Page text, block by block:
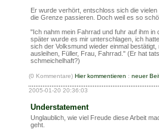
Er wurde verhört, entschloss sich die
die Grenze passieren. Doch weil es so
"Ich nahm mein Fahrrad und fuhr auf ihm
später wurde es mir unterschlagen, ich
sich der Volksmund wieder einmal
ausleihen, Füller, Frau, Fahrrad." (Er hat
schmeichelhaft?)
(0 Kommentare) Hier kommentieren : neuer
2005-01-20 20:36:03
Understatement
Unglaublich, wie viel Freude diese Arbeit
geht.